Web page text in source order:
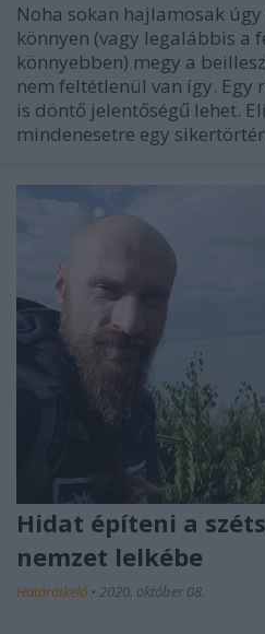
Noha sokan hajlamosak
könnyen (vagy legalábbis a
könnyebben) megy a
nem feltétlenül van így. Egy
is döntő jelentőségű lehet.
mindenesetre egy
Hidat építeni a
nemzet lelkébe
Határátkelő • 2020. október 08.